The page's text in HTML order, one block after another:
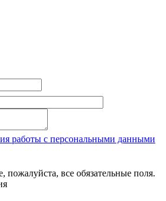
работы с персональными данными
все обязательные поля.